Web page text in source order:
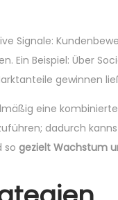
Signale:
Ein Beispiel: Über
gewinnen
eine
dadurch
so gezielt Wachstum